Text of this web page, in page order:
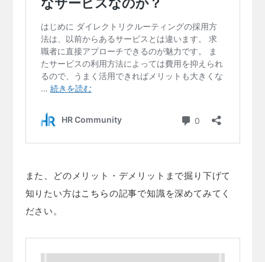
また、どのメリット・デメリットまで掘り下げて
知りたい方はこちらの記事で知識を深めてみてく
ださい。